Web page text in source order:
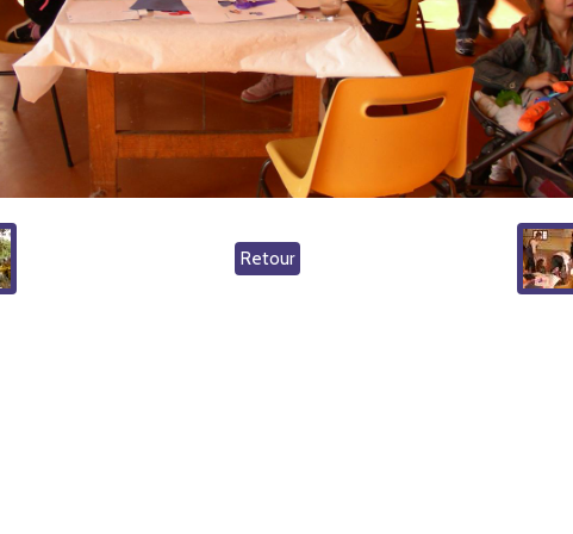
Retour